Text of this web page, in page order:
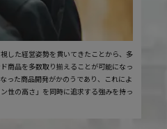
した経営姿勢を貫いてきたことから、多
商品を多数取り揃えることが可能になっ
った商品開発がかのうであり、これによ
性の高さ」を同時に追求する強みを持っ